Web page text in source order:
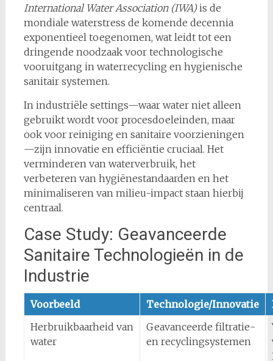
International Water Association (IWA)is de
mondiale waterstress de komende decennia
exponentieel toegenomen, wat leidt tot een
dringende noodzaak voor technologische
vooruitgang in waterrecycling en hygienische
sanitair systemen.
In industriële settings—waar water niet alleen
gebruikt wordt voor procesdoeleinden, maar
ook voor reiniging en sanitaire voorzieningen
—zijn innovatie en efficiëntie cruciaal. Het
verminderen van waterverbruik, het
verbeteren van hygiënestandaarden en het
minimaliseren van milieu-impact staan hierbij
centraal.
Case Study: Geavanceerde
Sanitaire Technologieën in de
Industrie
Voorbeeld Technologie/Innovatie
Herbruikbaarheid van
water
Geavanceerde filtratie-
en recyclingsystemen